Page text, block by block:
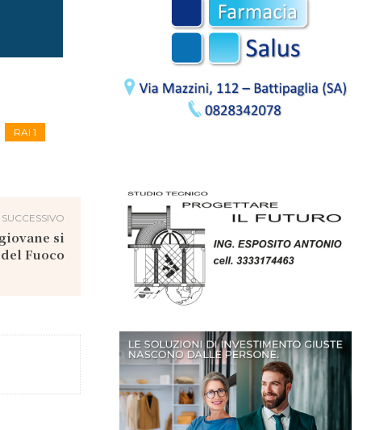
RAI 1
si
Fuoco